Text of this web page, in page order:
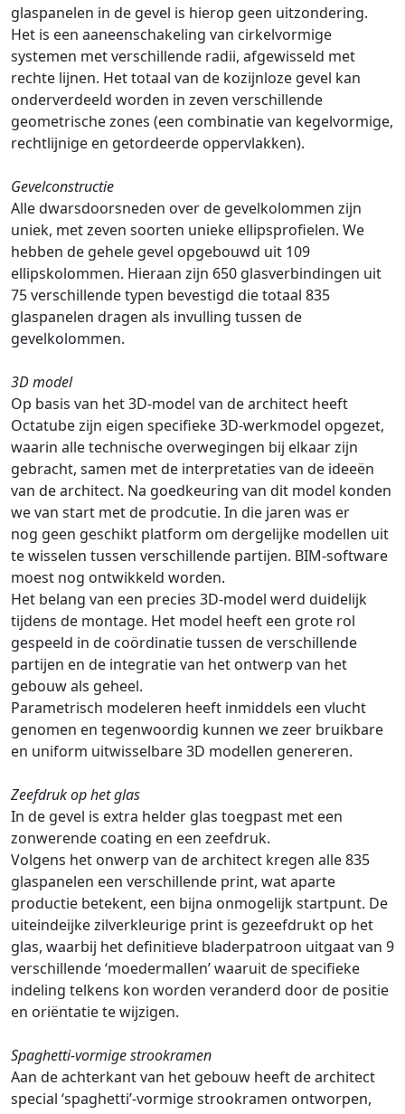
glaspanelen in de gevel is hierop geen uitzondering.
Het is een aaneenschakeling van cirkelvormige
systemen met verschillende radii, afgewisseld met
rechte lijnen. Het totaal van de kozijnloze gevel kan
onderverdeeld worden in zeven verschillende
geometrische zones (een combinatie van kegelvormige,
rechtlijnige en getordeerde oppervlakken).
Gevelconstructie
Alle dwarsdoorsneden over de gevelkolommen zijn
uniek, met zeven soorten unieke ellipsprofielen. We
hebben de gehele gevel opgebouwd uit 109
ellipskolommen. Hieraan zijn 650 glasverbindingen uit
75 verschillende typen bevestigd die totaal 835
glaspanelen dragen als invulling tussen de
gevelkolommen.
3D model
Op basis van het 3D-model van de architect heeft
Octatube zijn eigen specifieke 3D-werkmodel opgezet,
waarin alle technische overwegingen bij elkaar zijn
gebracht, samen met de interpretaties van de ideeën
van de architect. Na goedkeuring van dit model konden
we van start met de prodcutie. In die jaren was er
nog geen geschikt platform om dergelijke modellen uit
te wisselen tussen verschillende partijen. BIM-software
moest nog ontwikkeld worden.
Het belang van een precies 3D-model werd duidelijk
tijdens de montage. Het model heeft een grote rol
gespeeld in de coördinatie tussen de verschillende
partijen en de integratie van het ontwerp van het
gebouw als geheel.
Parametrisch modeleren heeft inmiddels een vlucht
genomen en tegenwoordig kunnen we zeer bruikbare
en uniform uitwisselbare 3D modellen genereren.
Zeefdruk op het glas
In de gevel is extra helder glas toegpast met een
zonwerende coating en een zeefdruk.
Volgens het onwerp van de architect kregen alle 835
glaspanelen een verschillende print, wat aparte
productie betekent, een bijna onmogelijk startpunt. De
uiteindeijke zilverkleurige print is gezeefdrukt op het
glas, waarbij het definitieve bladerpatroon uitgaat van 9
verschillende ‘moedermallen’ waaruit de specifieke
indeling telkens kon worden veranderd door de positie
en oriëntatie te wijzigen.
Spaghetti-vormige strookramen
Aan de achterkant van het gebouw heeft de architect
special ‘spaghetti’-vormige strookramen ontworpen,